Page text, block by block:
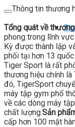
Thông tin thương
Tổng quát về
phong trong lĩnh
Kỳ được thành lập
phối tại hơn 13
Tiger Sport là rất
thương hiệu chính
đó, TigerSport
máy tập gym phổ
về các dòng máy
chất lượng.Sản
cấp hơn 100 mặt